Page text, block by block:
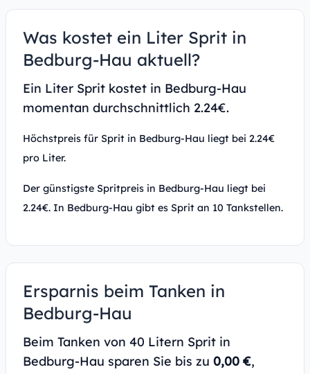
Was kostet ein Liter Sprit in
Bedburg-Hau aktuell?
Ein Liter Sprit kostet in Bedburg-Hau
momentan durchschnittlich 2.24€.
Höchstpreis für Sprit in Bedburg-Hau liegt bei 2.24€
pro Liter.
Der günstigste Spritpreis in Bedburg-Hau liegt bei
2.24€. In Bedburg-Hau gibt es Sprit an 10 Tankstellen.
Ersparnis beim Tanken in
Bedburg-Hau
Beim Tanken von 40 Litern Sprit in
Bedburg-Hau sparen Sie bis zu 0,00 €,